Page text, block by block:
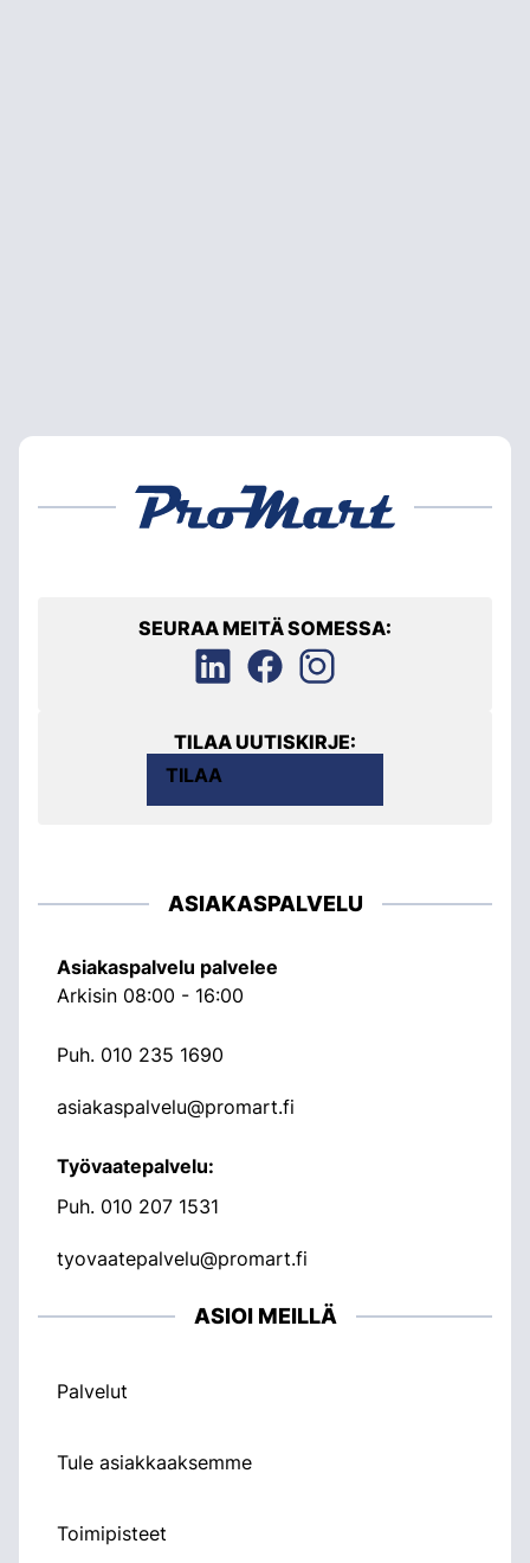
SEURAA MEITÄ SOMESSA:
TILAA UUTISKIRJE:
TILAA
ASIAKASPALVELU
Asiakaspalvelu palvelee
Arkisin 08:00 - 16:00
Puh. 010 235 1690
asiakaspalvelu@promart.fi
Työvaatepalvelu:
Puh. 010 207 1531
tyovaatepalvelu@promart.fi
ASIOI MEILLÄ
Palvelut
Tule asiakkaaksemme
Toimipisteet